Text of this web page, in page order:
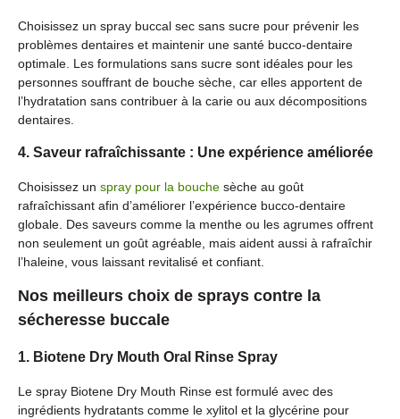
Choisissez un spray buccal sec sans sucre pour prévenir les
problèmes dentaires et maintenir une santé bucco-dentaire
optimale. Les formulations sans sucre sont idéales pour les
personnes souffrant de bouche sèche, car elles apportent de
l’hydratation sans contribuer à la carie ou aux décompositions
dentaires.
4. Saveur rafraîchissante : Une expérience améliorée
Choisissez un spray pour la bouche sèche au goût
rafraîchissant afin d’améliorer l’expérience bucco-dentaire
globale. Des saveurs comme la menthe ou les agrumes offrent
non seulement un goût agréable, mais aident aussi à rafraîchir
l’haleine, vous laissant revitalisé et confiant.
Nos meilleurs choix de sprays contre la
sécheresse buccale
1. Biotene Dry Mouth Oral Rinse Spray
Le spray Biotene Dry Mouth Rinse est formulé avec des
ingrédients hydratants comme le xylitol et la glycérine pour